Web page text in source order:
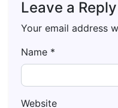
Leave a Reply
Your email address
Name *
Website